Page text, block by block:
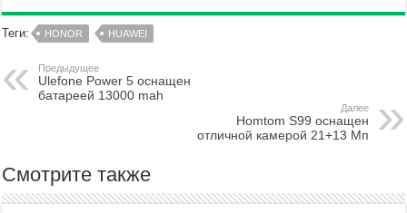
Теги: HONOR HUAWEI
Предыдущее
Ulefone Power 5 оснащен
батареей 13000 mah
Далее
Homtom S99 оснащен
отличной камерой 21+13 Мп
Смотрите также